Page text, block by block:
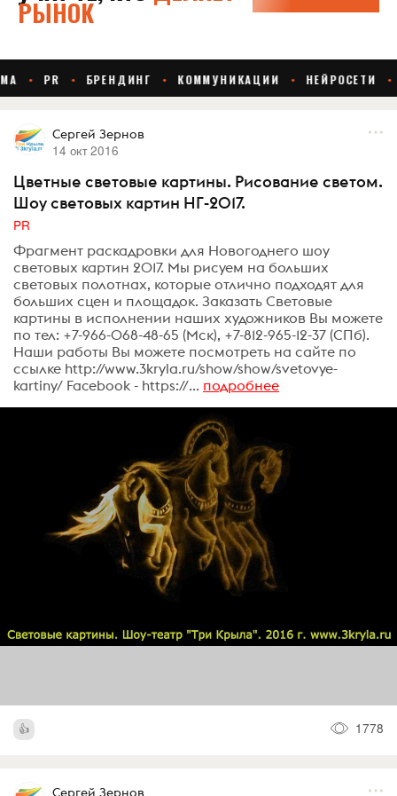
Сергей Зернов
14 окт 2016
Цветные световые картины. Рисование светом.
Шоу световых картин НГ-2017.
PR
Фрагмент раскадровки для Новогоднего шоу
световых картин 2017. Мы рисуем на больших
световых полотнах, которые отлично подходят для
больших сцен и площадок. Заказать Световые
картины в исполнении наших художников Вы можете
по тел: +7-966-068-48-65 (Мск), +7-812-965-12-37 (СПб).
Наши работы Вы можете посмотреть на сайте по
ссылке http://www.3kryla.ru/show/show/svetovye-
kartiny/ Facebook - https://... подробнее
1778
Сергей Зернов